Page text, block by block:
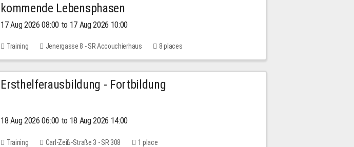
kommende Lebensphasen
17 Aug 2026 08:00 to 17 Aug 2026 10:00
Training Jenergasse 8 - SR Accouchierhaus 8 places
Ersthelferausbildung - Fortbildung
18 Aug 2026 06:00 to 18 Aug 2026 14:00
Training Carl-Zeiß-Straße 3 - SR 308 1 place